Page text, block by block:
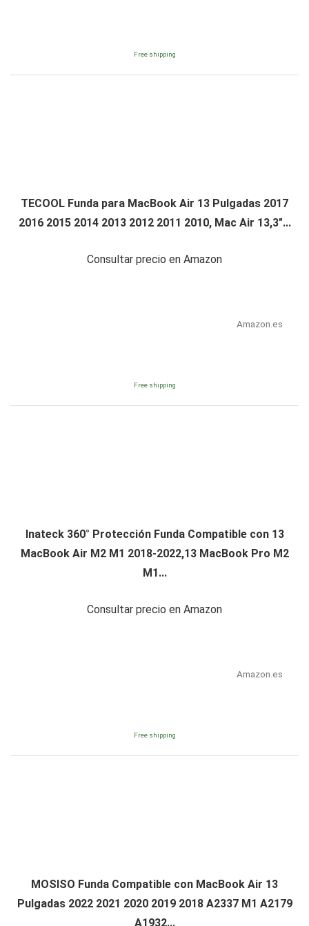
Free shipping
TECOOL Funda para MacBook Air 13 Pulgadas 2017
2016 2015 2014 2013 2012 2011 2010, Mac Air 13,3"...
Consultar precio en Amazon
Amazon.es
Free shipping
Inateck 360° Protección Funda Compatible con 13
MacBook Air M2 M1 2018-2022,13 MacBook Pro M2
M1...
Consultar precio en Amazon
Amazon.es
Free shipping
MOSISO Funda Compatible con MacBook Air 13
Pulgadas 2022 2021 2020 2019 2018 A2337 M1 A2179
A1932...